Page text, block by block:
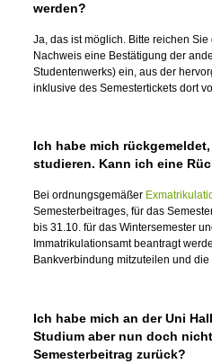
werden?
Ja, das ist möglich. Bitte reichen Sie
Nachweis eine Bestätigung der
Studentenwerks) ein, aus der
inklusive des Semestertickets dort
Ich habe mich
studieren. Kann ich eine
Bei ordnungsgemäßer
Semesterbeitrages, für das
bis 31.10. für das Wintersemester
Immatrikulationsamt beantragt
Bankverbindung mitzuteilen und die
Ich habe mich an der Uni
Studium aber nun doch
Semesterbeitrag zurück?